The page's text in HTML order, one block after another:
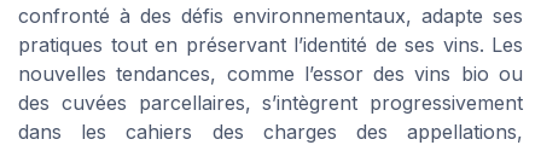
confronté à des défis environnementaux, adapte ses
pratiques tout en préservant l’identité de ses vins. Les
nouvelles tendances, comme l’essor des vins bio ou
des cuvées parcellaires, s’intègrent progressivement
dans les cahiers des charges des appellations,